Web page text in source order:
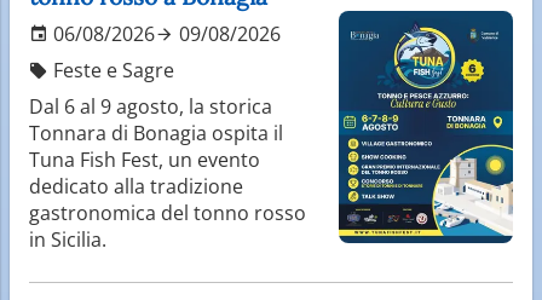
06/08/2026
09/08/2026
Feste e Sagre
Dal 6 al 9 agosto, la storica
Tonnara di Bonagia ospita il
Tuna Fish Fest, un evento
dedicato alla tradizione
gastronomica del tonno rosso
in Sicilia.